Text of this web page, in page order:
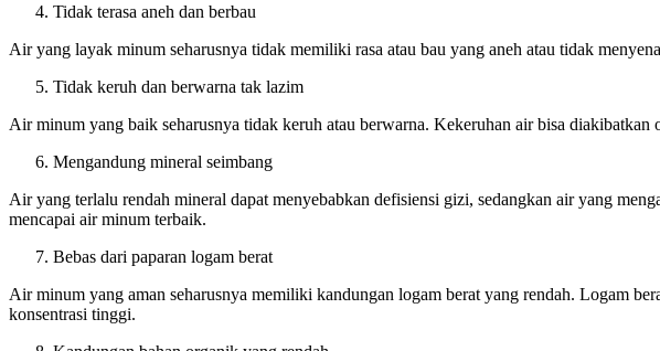
Tidak terasa aneh dan berbau
Air yang layak minum seharusnya tidak memiliki rasa atau bau yang aneh atau tidak
Tidak keruh dan berwarna tak lazim
Air minum yang baik seharusnya tidak keruh atau berwarna. Kekeruhan air bisa
Mengandung mineral seimbang
Air yang terlalu rendah mineral dapat menyebabkan defisiensi gizi, sedangkan air yang
mencapai air minum terbaik.
Bebas dari paparan logam berat
Air minum yang aman seharusnya memiliki kandungan logam berat yang rendah. Logam
konsentrasi tinggi.